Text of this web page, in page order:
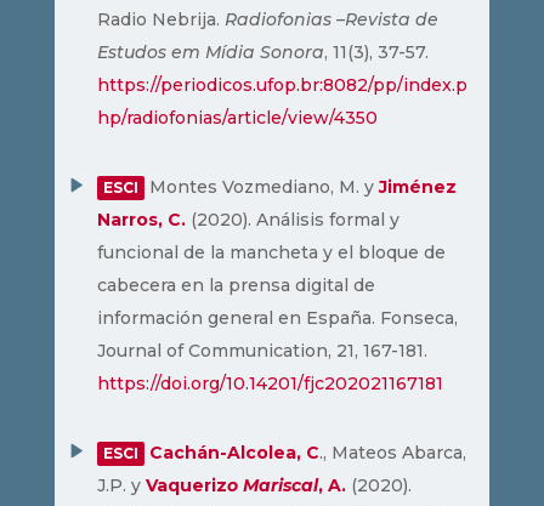
Radio Nebrija. Radiofonias –Revista de
Estudos em Mídia Sonora, 11(3), 37-57.
https://periodicos.ufop.br:8082/pp/index.p
hp/radiofonias/article/view/4350
ESCI Montes Vozmediano, M. yJiménez
Narros, C.(2020). Análisis formal y
funcional de la mancheta y el bloque de
cabecera en la prensa digital de
información general en España. Fonseca,
Journal of Communication, 21, 167-181.
https://doi.org/10.14201/fjc202021167181
ESCI Cachán-Alcolea, C., Mateos Abarca,
J.P. y Vaquerizo Mariscal, A.(2020).